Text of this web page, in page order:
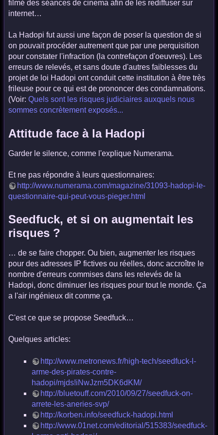
filmé des séances de cinema afin de les rediffuser sur
internet…
La Hadopi fut aussi une façon de poser la question de si
on pouvait procéder autrement que par une perquisition
pour constater l'infraction (la contrefaçon d'oeuvres). Les
erreurs de relevés, et sans doute d'autres faiblesses du
projet de loi Hadopi ont conduit cette institution à être très
frileuse pour ce qui est de prononcer des condamnations.
(Voir: Quels sont les risques judiciaires auxquels nous
sommes concrètement exposés...
Attitude face à la Hadopi
Garder le silence, comme l'explique Numerama.
Et ne pas répondre à leurs questionnaires:
http://www.numerama.com/magazine/31093-hadopi-le-
questionnaire-qui-peut-vous-pieger.html
Seedfuck, et si on augmentait les
risques ?
… de se faire chopper. Ou bien, augmenter les risques
pour des adresses IP fictives ou réelles, donc accroître le
nombre d'erreurs commises dans les relevés de la
Hadopi, donc diminuer les risques pour tout le monde. Ça
a l'air ingénieux dit comme ça.
C'est ce que se propose Seedfuck…
Quelques articles:
http://www.metronews.fr/high-tech/seedfuck-l-
arme-des-pirates-contre-
hadopi/mjds!iNwJzm5DK6dKM/
http://bluetouff.com/2010/09/27/seedfuck-on-
arrete-les-aneries-svp/
http://korben.info/seedfuck-hadopi.html
http://www.01net.com/editorial/515383/seedfuck-